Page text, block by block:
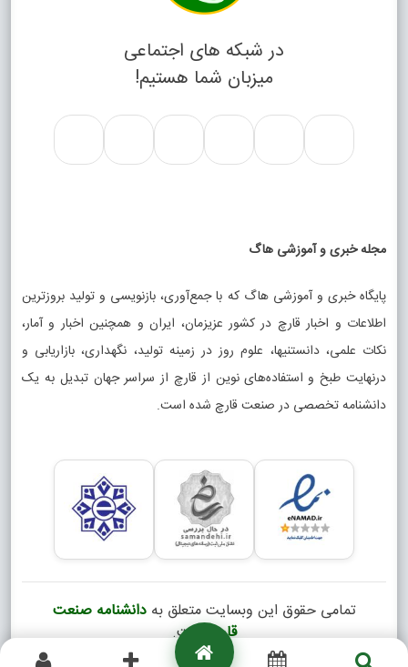
در شبکه های اجتماعی
میزبان شما هستیم!
مجله خبری و آموزشی هاگ
پایگاه خبری و آموزشی هاگ که با جمع‌آوری، بازنویسی و تولید بروزترین
اطلاعات و اخبار قارچ در کشور عزیزمان، ایران و همچنین اخبار و آمار،
نکات علمی، دانستنیها، علوم روز در زمینه تولید، نگهداری، بازاریابی و
درنهایت طبخ و استفاده‌های نوین از قارچ از سراسر جهان تبدیل به یک
دانشنامه تخصصی در صنعت قارچ شده است.
تمامی حقوق این وبسایت متعلق بهدانشنامه صنعت
قارچ است.